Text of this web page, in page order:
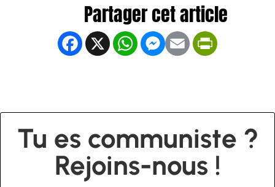
Facebook
X WhatsApp
Messenger
Email
Tu es communiste ?
Rejoins-nous !